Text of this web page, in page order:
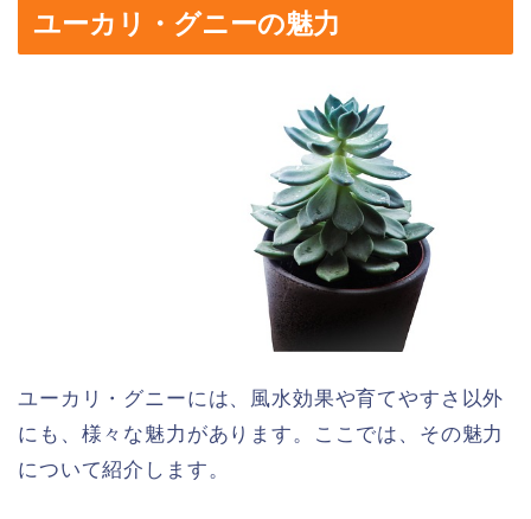
ユーカリ・グニーの魅力
ユーカリ・グニーには、風水効果や育てやすさ以外
にも、様々な魅力があります。ここでは、その魅力
について紹介します。